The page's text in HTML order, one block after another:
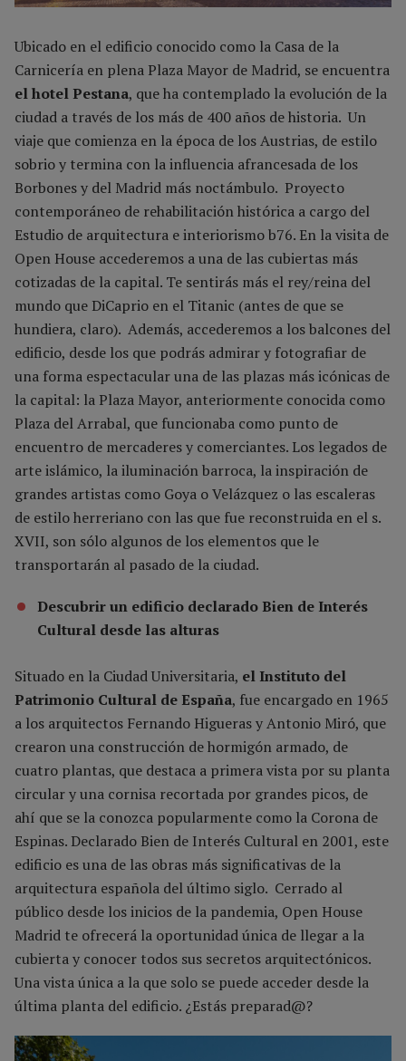
Ubicado en el edificio conocido como la Casa de la
Carnicería en plena Plaza Mayor de Madrid, se encuentra
el hotel Pestana, que ha contemplado la evolución de la
ciudad a través de los más de 400 años de historia. Un
viaje que comienza en la época de los Austrias, de estilo
sobrio y termina con la influencia afrancesada de los
Borbones y del Madrid más noctámbulo. Proyecto
contemporáneo de rehabilitación histórica a cargo del
Estudio de arquitectura e interiorismo b76. En la visita de
Open House accederemos a una de las cubiertas más
cotizadas de la capital. Te sentirás más el rey/reina del
mundo que DiCaprio en el Titanic (antes de que se
hundiera, claro). Además, accederemos a los balcones del
edificio, desde los que podrás admirar y fotografiar de
una forma espectacular una de las plazas más icónicas de
la capital: la Plaza Mayor, anteriormente conocida como
Plaza del Arrabal, que funcionaba como punto de
encuentro de mercaderes y comerciantes. Los legados de
arte islámico, la iluminación barroca, la inspiración de
grandes artistas como Goya o Velázquez o las escaleras
de estilo herreriano con las que fue reconstruida en el s.
XVII, son sólo algunos de los elementos que le
transportarán al pasado de la ciudad.
Descubrir un edificio declarado Bien de Interés
Cultural desde las alturas
Situado en la Ciudad Universitaria, el Instituto del
Patrimonio Cultural de España, fue encargado en 1965
a los arquitectos Fernando Higueras y Antonio Miró, que
crearon una construcción de hormigón armado, de
cuatro plantas, que destaca a primera vista por su planta
circular y una cornisa recortada por grandes picos, de
ahí que se la conozca popularmente como la Corona de
Espinas. Declarado Bien de Interés Cultural en 2001, este
edificio es una de las obras más significativas de la
arquitectura española del último siglo. Cerrado al
público desde los inicios de la pandemia, Open House
Madrid te ofrecerá la oportunidad única de llegar a la
cubierta y conocer todos sus secretos arquitectónicos.
Una vista única a la que solo se puede acceder desde la
última planta del edificio. ¿Estás preparad@?